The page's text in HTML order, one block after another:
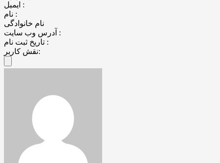
ایمیل :
نام :
نام خانوادگی
آدرس وب سایت :
تاریخ ثبت نام :
نقش کاربر: